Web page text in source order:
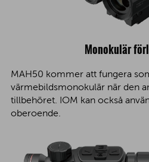
Monokulär
MAH50 kommer att fungera
värmebildsmonokulär när den
tillbehöret. IOM kan också
oberoende.